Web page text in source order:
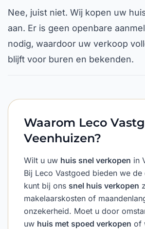
Nee, juist niet. Wij kopen uw
aan. Er is geen openbare
nodig, waardoor uw verkoop
blijft voor buren en bekenden.
Waarom Leco
Veenhuizen?
Wilt u uw huis snel verkopen in
Bij Leco Vastgoed bieden we
kunt bij ons snel huis verkopen
makelaarskosten of
onzekerheid. Moet u door
uw huis met spoed verkopen of